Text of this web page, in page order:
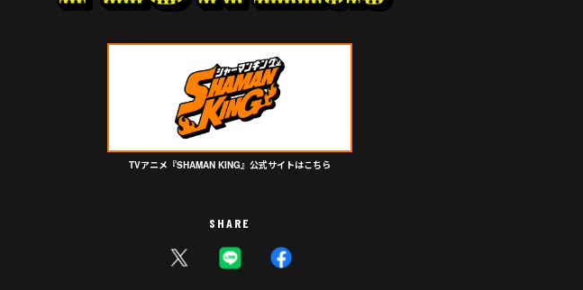
TVアニメ『SHAMAN KING』公式サイトはこちら
SHARE